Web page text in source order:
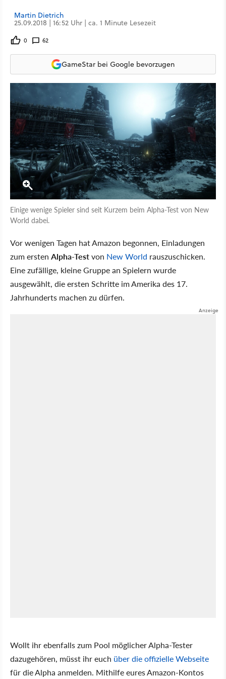
Martin Dietrich
25.09.2018 | 16:52 Uhr | ca. 1 Minute Lesezeit
0 62
GameStar bei Google bevorzugen
Einige wenige Spieler sind seit Kurzem beim Alpha-Test von New
World dabei.
Vor wenigen Tagen hat Amazon begonnen, Einladungen
zum ersten Alpha-Testvon New World rauszuschicken.
Eine zufällige, kleine Gruppe an Spielern wurde
ausgewählt, die ersten Schritte im Amerika des 17.
Jahrhunderts machen zu dürfen.
Wollt ihr ebenfalls zum Pool möglicher Alpha-Tester
dazugehören, müsst ihr euch über die offizielle Webseite
für die Alpha anmelden. Mithilfe eures Amazon-Kontos